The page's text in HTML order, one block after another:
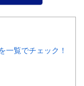
一覧でチェック！